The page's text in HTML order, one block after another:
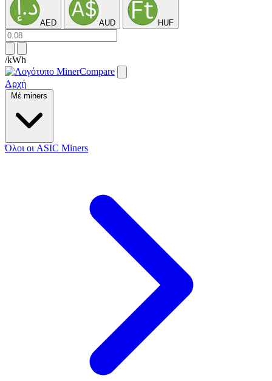
AED AUD HUF
/kWh
Αρχή
Μέ miners
Όλοι οι ASIC Miners